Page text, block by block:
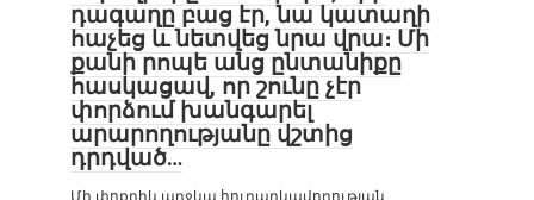
դագաղը բաց էր, նա կատաղի
հաչեց և նետվեց նրա վրա։ Մի
քանի րոպե անց ընտանիքը
հասկացավ, որ շունը չէր
փորձում խանգարել
արարողությանը վշտից
դրդված…
Մի փոքրիկ աղջկա հուղարկավորության